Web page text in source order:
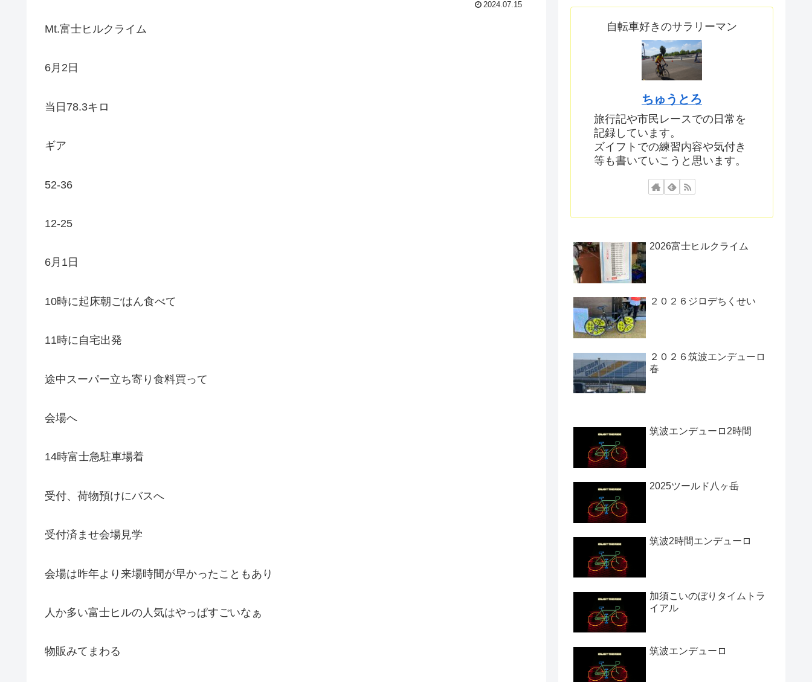
2024.07.15
Mt.富士ヒルクライム
6月2日
当日78.3キロ
ギア
52-36
12-25
6月1日
10時に起床朝ごはん食べて
11時に自宅出発
途中スーパー立ち寄り食料買って
会場へ
14時富士急駐車場着
受付、荷物預けにバスへ
受付済ませ会場見学
会場は昨年より来場時間が早かったこともあり
人か多い富士ヒルの人気はやっぱすごいなぁ
物販みてまわる
自転車好きのサラリーマン
ちゅうとろ
旅行記や市民レースでの日常を
記録しています。
ズイフトでの練習内容や気付き
等も書いていこうと思います。
2026富士ヒルクライム
２０２６ジロデちくせい
２０２６筑波エンデューロ
春
筑波エンデューロ2時間
2025ツールド八ヶ岳
筑波2時間エンデューロ
加須こいのぼりタイムトラ
イアル
筑波エンデューロ